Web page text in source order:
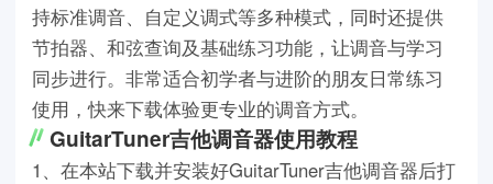
持标准调音、自定义调式等多种模式，同时还提供
节拍器、和弦查询及基础练习功能，让调音与学习
同步进行。非常适合初学者与进阶的朋友日常练习
使用，快来下载体验更专业的调音方式。
GuitarTuner吉他调音器使用教程
1、在本站下载并安装好GuitarTuner吉他调音器后打